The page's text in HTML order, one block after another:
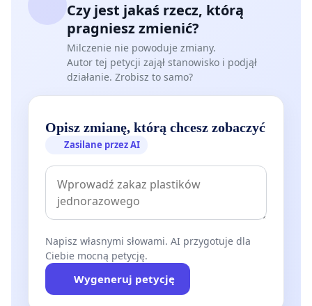
Czy jest jakaś rzecz, którą
pragniesz zmienić?
Milczenie nie powoduje zmiany.
Autor tej petycji zajął stanowisko i podjął
działanie. Zrobisz to samo?
Opisz zmianę, którą chcesz zobaczyć
Zasilane przez AI
Napisz własnymi słowami. AI przygotuje dla
Ciebie mocną petycję.
Wygeneruj petycję